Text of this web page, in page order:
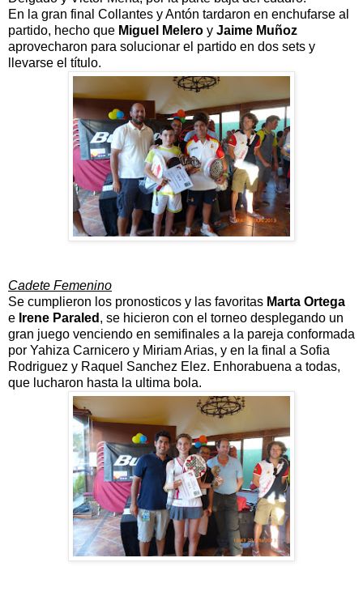
En la gran final Collantes y Antón tardaron en enchufarse al
partido, hecho que Miguel Melero y Jaime Muñoz
aprovecharon para solucionar el partido en dos sets y
llevarse el título.
Cadete Femenino
Se cumplieron los pronosticos y las favoritas Marta Ortega
e Irene Paraled , se hicieron con el torneo desplegando un
gran juego venciendo en semifinales a la pareja conformada
por Yahiza Carnicero y Miriam Arias, y en la final a Sofia
Rodriguez y Raquel Sanchez Elez. Enhorabuena a todas,
que lucharon hasta la ultima bola.